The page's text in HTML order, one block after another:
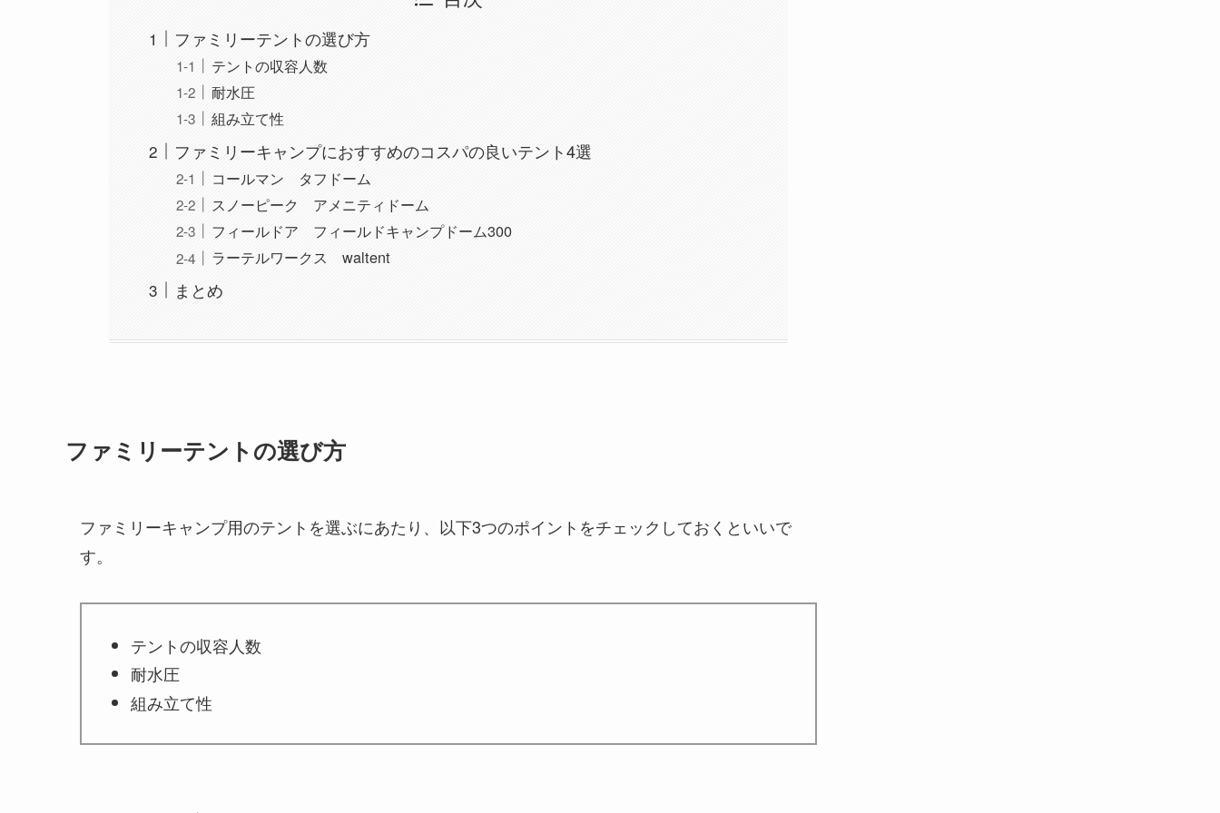
ファミリーテントの選び方
テントの収容人数
耐水圧
組み立て性
ファミリーキャンプにおすすめのコスパの良いテント4選
コールマン タフドーム
スノーピーク アメニティドーム
フィールドア フィールドキャンプドーム300
ラーテルワークス waltent
まとめ
ファミリーテントの選び方
ファミリーキャンプ用のテントを選ぶにあたり、以下3つのポイントをチェックしておくといいで
す。
テントの収容人数
耐水圧
組み立て性